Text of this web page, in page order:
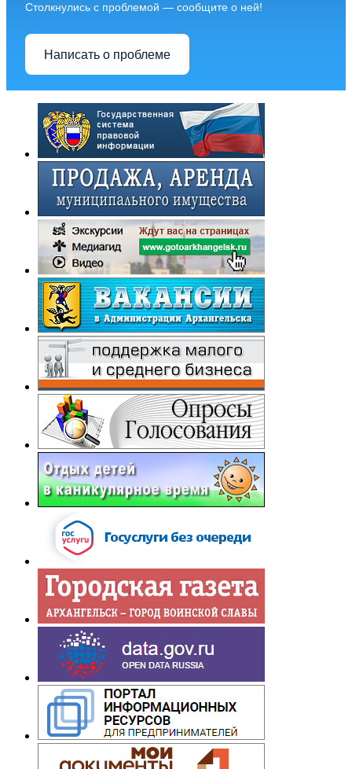
Столкнулись с проблемой — сообщите о ней!
Написать о проблеме